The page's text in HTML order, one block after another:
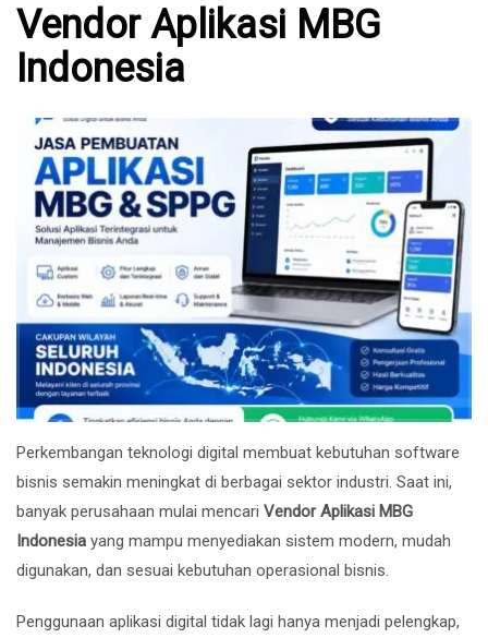
Vendor Aplikasi MBG
Indonesia
Perkembangan teknologi digital membuat kebutuhan software
bisnis semakin meningkat di berbagai sektor industri. Saat ini,
banyak perusahaan mulai mencari Vendor Aplikasi MBG
Indonesia yang mampu menyediakan sistem modern, mudah
digunakan, dan sesuai kebutuhan operasional bisnis.
Penggunaan aplikasi digital tidak lagi hanya menjadi pelengkap,